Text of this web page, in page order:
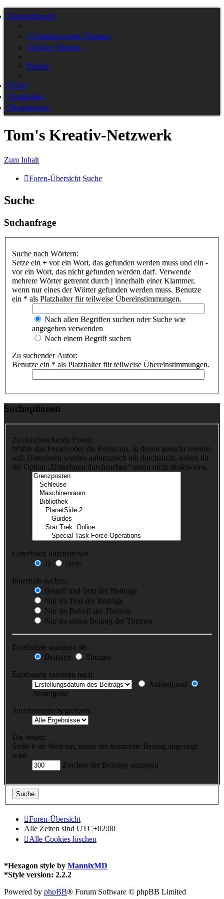
Schnellzugriff
Unbeantwortete Themen
Aktive Themen
Suche
FAQ
Anmelden
Registrieren
Tom's Kreativ-Netzwerk
Zum Inhalt
Foren-Übersicht Suche
Suche
Suchanfrage
Suche nach Wörtern:
Setze ein + vor ein Wort, das gefunden werden muss und ein -
vor ein Wort, das nicht gefunden werden darf. Verwende
mehrere Wörter getrennt durch | innerhalb einer Klammer,
wenn nur eines der Wörter gefunden werden muss. Benutze
ein * als Platzhalter für teilweise Übereinstimmungen.
Nach allen Begriffen suchen oder Suche wie
angegeben verwenden
Nach einem Begriff suchen
Zu suchender Autor:
Benutze ein * als Platzhalter für teilweise Übereinstimmungen.
Suchoptionen
Zu durchsuchende Foren:
Wähle das Forum oder die Foren aus, in denen gesucht werden
soll. Unterforen werden automatisch mit durchsucht, sofern du
die Option „Unterforen durchsuchen“ unten nicht deaktivierst.
Unterforen durchsuchen:
Ja
Nein
Innerhalb suchen:
Betreff und Text der Beiträge
Nur im Text der Beiträge
Nur im Betreff der Themen
Nur im ersten Beitrag der Themen
Ergebnisse anzeigen als:
Beiträge
Themen
Ergebnisse sortieren nach:
Aufsteigend
Absteigend
Suchzeitraum begrenzen:
Die ersten:
Stelle 0 als Wert ein, damit der komplette Beitrag angezeigt
wird.
Zeichen der Beiträge anzeigen
Foren-Übersicht
Alle Zeiten sind UTC+02:00
Alle Cookies löschen
*Hexagon style by MannixMD
*Style version: 2.2.2
Powered by phpBB® Forum Software © phpBB Limited